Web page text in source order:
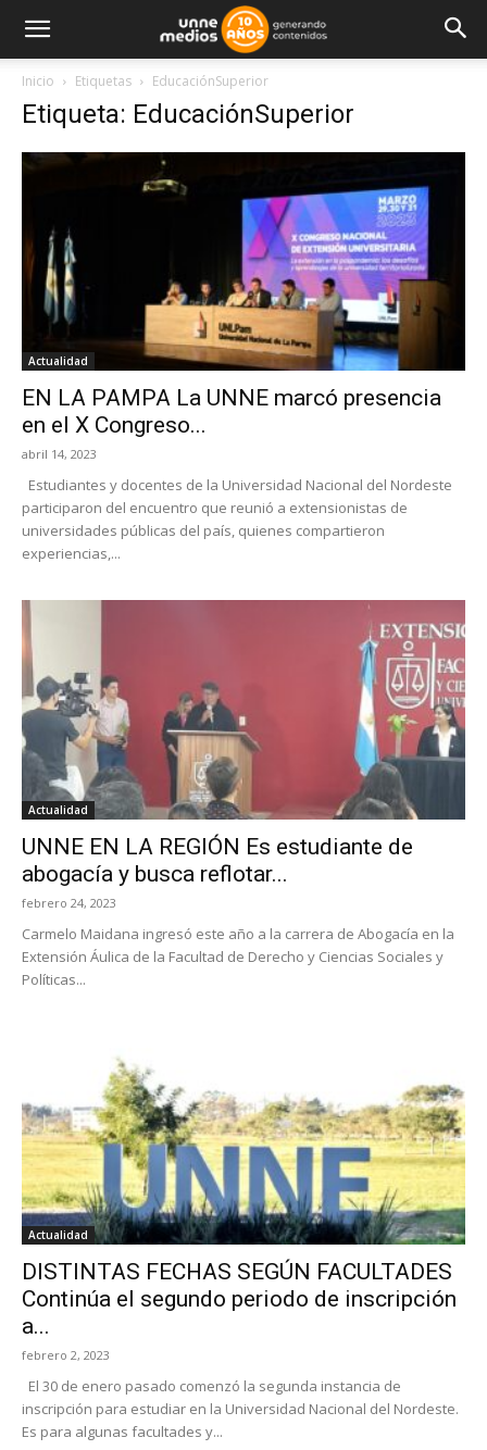
Inicio Etiquetas EducaciónSuperior
Etiqueta: EducaciónSuperior
Actualidad
EN LA PAMPA La UNNE marcó presencia
en el X Congreso...
abril 14, 2023
Estudiantes y docentes de la Universidad Nacional del Nordeste
participaron del encuentro que reunió a extensionistas de
universidades públicas del país, quienes compartieron
experiencias,...
Actualidad
UNNE EN LA REGIÓN Es estudiante de
abogacía y busca reflotar...
febrero 24, 2023
Carmelo Maidana ingresó este año a la carrera de Abogacía en la
Extensión Áulica de la Facultad de Derecho y Ciencias Sociales y
Políticas...
Actualidad
DISTINTAS FECHAS SEGÚN FACULTADES
Continúa el segundo periodo de inscripción
a...
febrero 2, 2023
El 30 de enero pasado comenzó la segunda instancia de
inscripción para estudiar en la Universidad Nacional del Nordeste.
Es para algunas facultades y...